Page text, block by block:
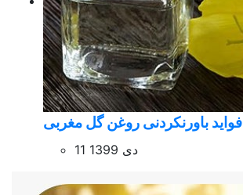
فواید باورنکردنی روغن گل مغربی
11 دی 1399